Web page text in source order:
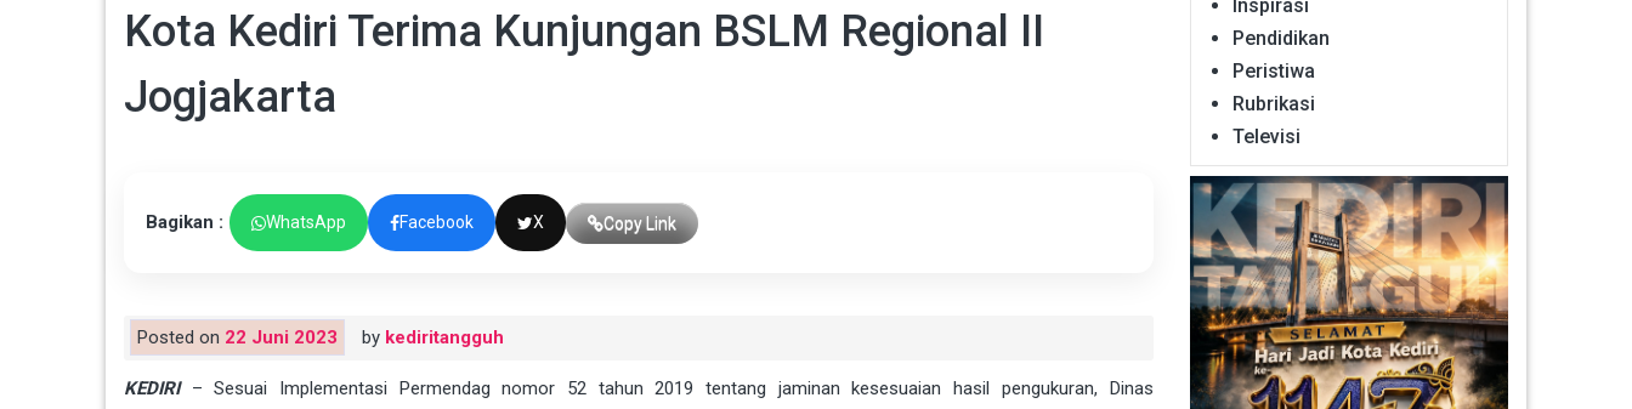
Kota Kediri Terima Kunjungan BSLM Regional II
Jogjakarta
Bagikan : WhatsApp Facebook X Copy Link
Posted on 22 Juni 2023 by kediritangguh
KEDIRI– Sesuai Implementasi Permendag nomor 52 tahun 2019 tentang jaminan kesesuaian hasil pengukuran, Dinas
Inspirasi
Pendidikan
Peristiwa
Rubrikasi
Televisi